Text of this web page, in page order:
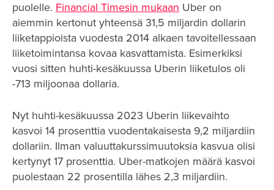
puolelle. Financial Timesin mukaan Uber on
aiemmin kertonut yhteensä 31,5 miljardin dollarin
liiketappioista vuodesta 2014 alkaen tavoitellessaan
liiketoimintansa kovaa kasvattamista. Esimerkiksi
vuosi sitten huhti-kesäkuussa Uberin liiketulos oli
-713 miljoonaa dollaria.
Nyt huhti-kesäkuussa 2023 Uberin liikevaihto
kasvoi 14 prosenttia vuodentakaisesta 9,2 miljardiin
dollariin. Ilman valuuttakurssimuutoksia kasvua olisi
kertynyt 17 prosenttia. Uber-matkojen määrä kasvoi
puolestaan 22 prosentilla lähes 2,3 miljardiin.